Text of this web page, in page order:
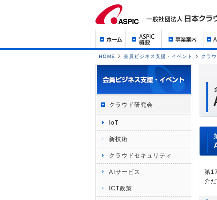
HOME 会員ビジネス支援・イベント クラ
クラウド研究会
IoT
新技術
クラウドセキュリティ
AIサービス
ICT政策
第
介